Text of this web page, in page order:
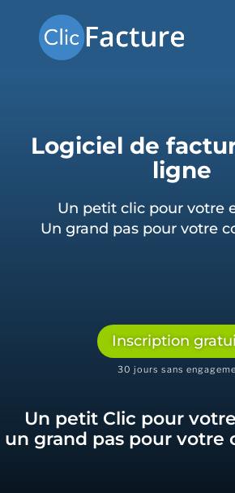
Logiciel de
ligne
Un petit clic pour votre
Un grand pas pour votre
Inscription
30 jours sans
Un petit Clic pour
un grand pas pour